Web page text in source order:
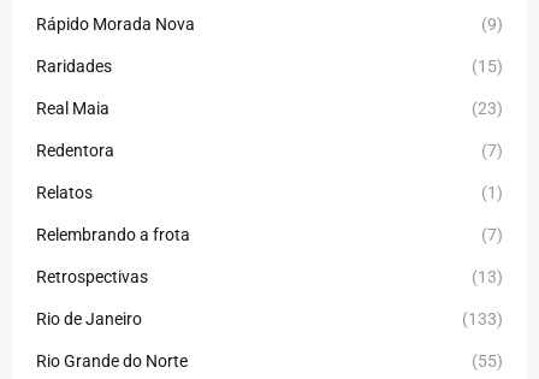
Rápido Morada Nova (9)
Raridades (15)
Real Maia (23)
Redentora (7)
Relatos (1)
Relembrando a frota (7)
Retrospectivas (13)
Rio de Janeiro (133)
Rio Grande do Norte (55)